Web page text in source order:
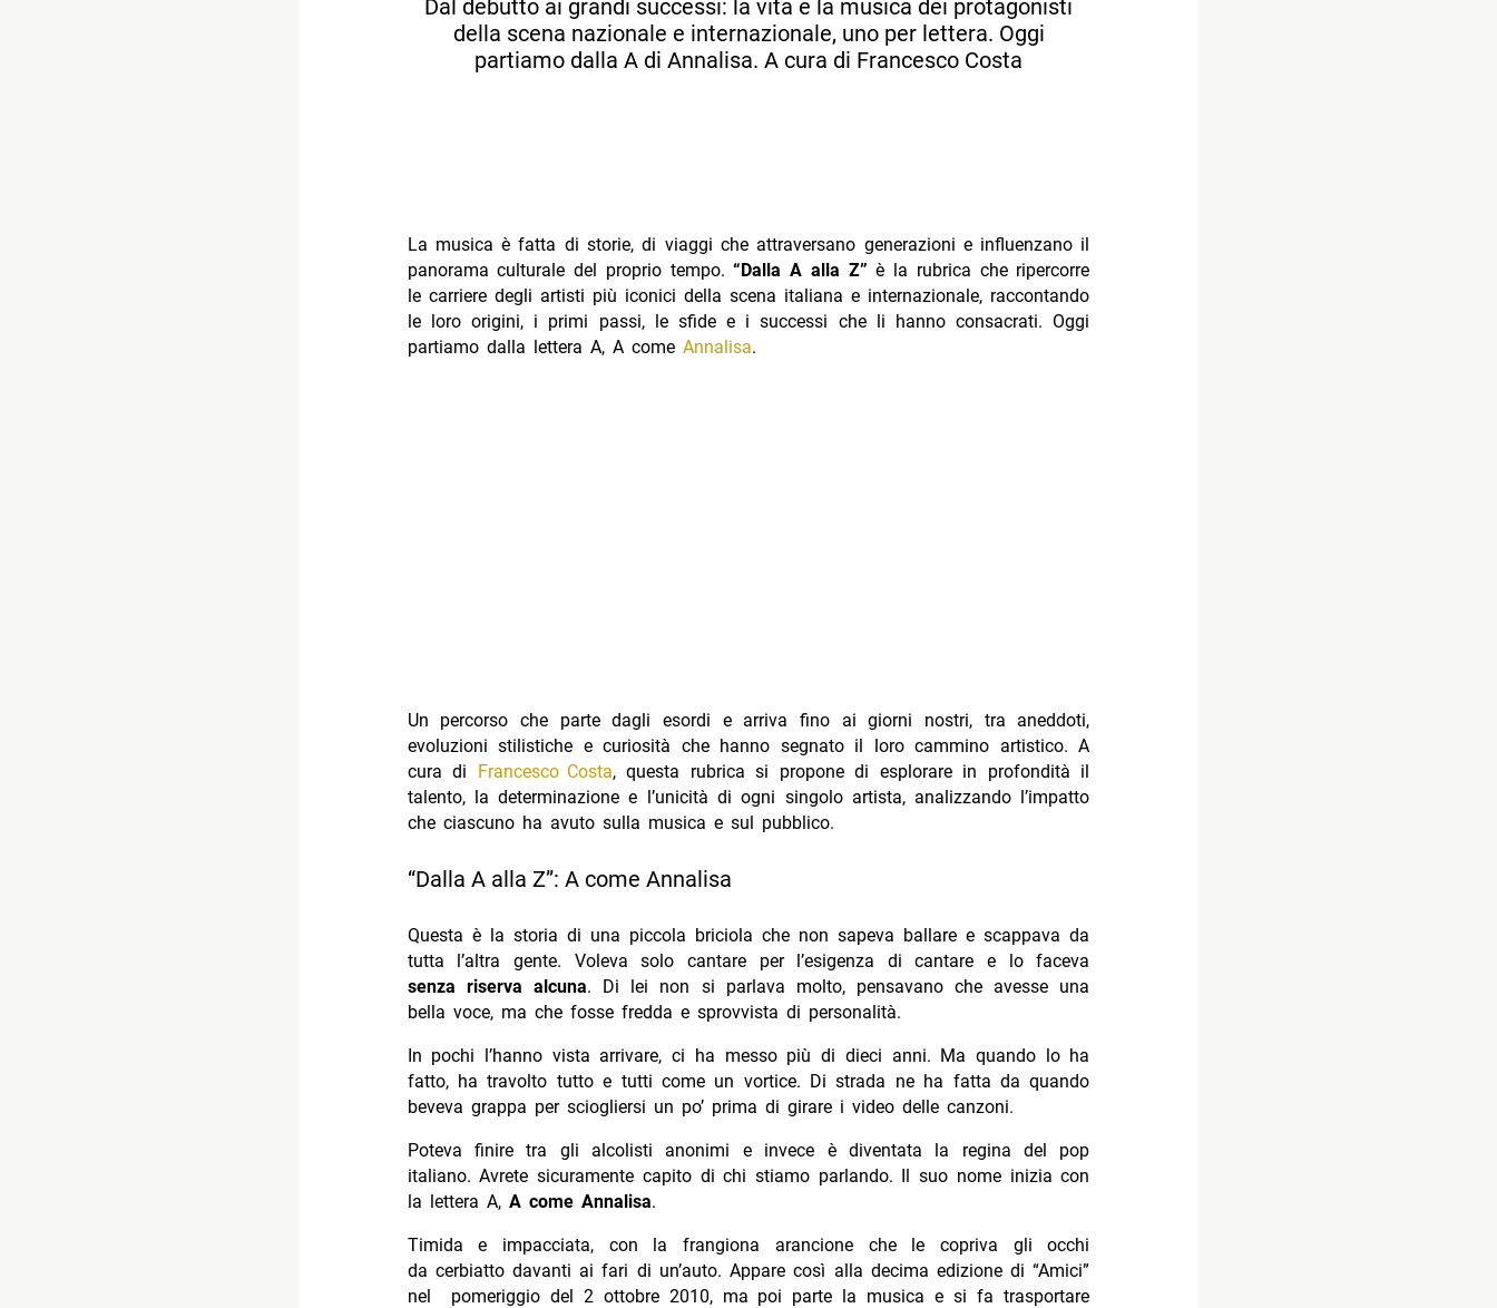
Dal debutto ai grandi successi: la vita e la musica dei protagonisti
della scena nazionale e internazionale, uno per lettera. Oggi
partiamo dalla A di Annalisa. A cura di Francesco Costa
La musica è fatta di storie, di viaggi che attraversano generazioni e influenzano il
panorama culturale del proprio tempo.“Dalla A alla Z” è la rubrica che ripercorre
le carriere degli artisti più iconici della scena italiana e internazionale, raccontando
le loro origini, i primi passi, le sfide e i successi che li hanno consacrati. Oggi
partiamo dalla lettera A, A come Annalisa.
Un percorso che parte dagli esordi e arriva fino ai giorni nostri, tra aneddoti,
evoluzioni stilistiche e curiosità che hanno segnato il loro cammino artistico. A
cura di
Francesco Costa, questa rubrica si propone di esplorare in profondità il
talento, la determinazione e l’unicità di ogni singolo artista, analizzando l’impatto
che ciascuno ha avuto sulla musica e sul pubblico.
“Dalla A alla Z”: A come Annalisa
Questa è la storia di una piccola briciola che non sapeva ballare e scappava da
tutta l’altra gente. Voleva solo cantare per l’esigenza di cantare e lo faceva
senza riserva alcuna. Di lei non si parlava molto, pensavano che avesse una
bella voce, ma che fosse fredda e sprovvista di personalità.
In pochi l’hanno vista arrivare, ci ha messo più di dieci anni. Ma quando lo ha
fatto, ha travolto tutto e tutti come un vortice. Di strada ne ha fatta da quando
beveva grappa per sciogliersi un po’ prima di girare i video delle canzoni.
Poteva finire tra gli alcolisti anonimi e invece è diventata la regina del pop
italiano. Avrete sicuramente capito di chi stiamo parlando. Il suo nome inizia con
la lettera A, A come Annalisa.
Timida e impacciata, con la frangiona arancione che le copriva gli occhi
da cerbiatto davanti ai fari di un’auto. Appare così alla decima edizione di “Amici”
nel pomeriggio del 2 ottobre 2010, ma poi parte la musica e si fa trasportare